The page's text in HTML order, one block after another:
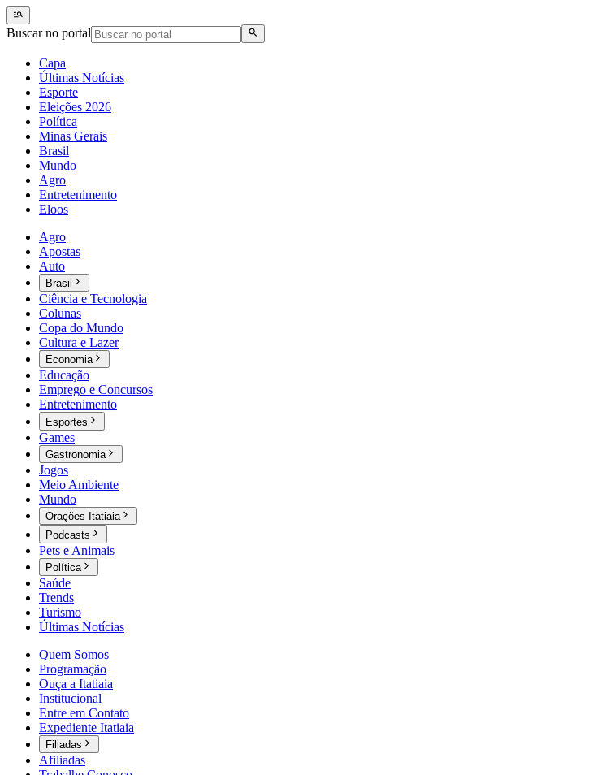
Buscar no portal
Capa
Últimas Notícias
Esporte
Eleições 2026
Política
Minas Gerais
Brasil
Mundo
Agro
Entretenimento
Eloos
Agro
Apostas
Auto
Brasil
Ciência e Tecnologia
Colunas
Copa do Mundo
Cultura e Lazer
Economia
Educação
Emprego e Concursos
Entretenimento
Esportes
Games
Gastronomia
Jogos
Meio Ambiente
Mundo
Orações Itatiaia
Podcasts
Pets e Animais
Política
Saúde
Trends
Turismo
Últimas Notícias
Quem Somos
Programação
Ouça a Itatiaia
Institucional
Entre em Contato
Expediente Itatiaia
Filiadas
Afiliadas